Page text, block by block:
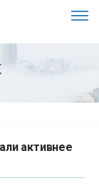
активнее